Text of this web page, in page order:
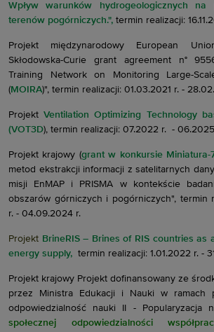
Wpływ warunków hydrogeologicznych na
terenów pogórniczych.", termin realizacji:
Projekt międzynarodowy European
Skłodowska-Curie grant agreement n°
Training Network on Monitoring Large-
(MOIRA)", termin realizacji: 01.03.2021 r. -
ProjektVentilation Optimizing Technology
(VOT3D), termin realizacji: 07.2022 r. -
Projekt krajowy (grant w konkursie Miniatura-
metod ekstrakcji informacji z satelitarnych
misji EnMAP i PRISMA w kontekście
obszarów górniczych i pogórniczych", termin
r. - 04.09.2024 r.
Projekt BrineRIS – Brines of RIS countries as
energy supply, termin realizacji: 1.01.2022 r. -
Projekt krajowy Projekt dofinansowany ze
przez Ministra Edukacji i Nauki w ramach
odpowiedzialność nauki II - Popularyzacja
społecznej odpowiedzialności